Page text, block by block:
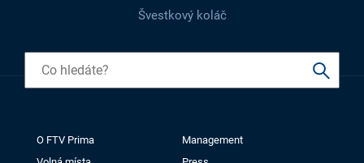
Švestkový koláč
O FTV Prima
Management